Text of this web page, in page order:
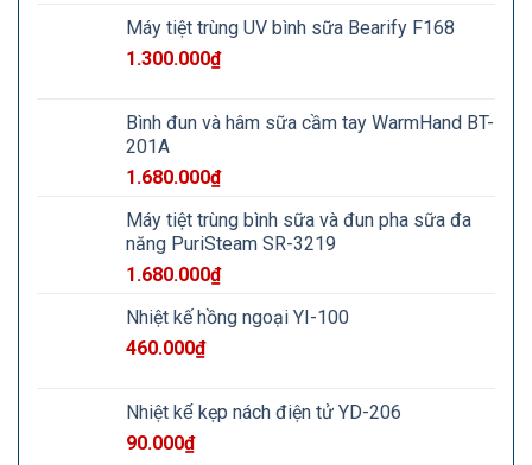
Máy tiệt trùng UV bình sữa Bearify F168
1.300.000₫
Bình đun và hâm sữa cầm tay WarmHand BT-
201A
1.680.000₫
Máy tiệt trùng bình sữa và đun pha sữa đa
năng PuriSteam SR-3219
1.680.000₫
Nhiệt kế hồng ngoại YI-100
460.000₫
Nhiệt kế kẹp nách điện tử YD-206
90.000₫